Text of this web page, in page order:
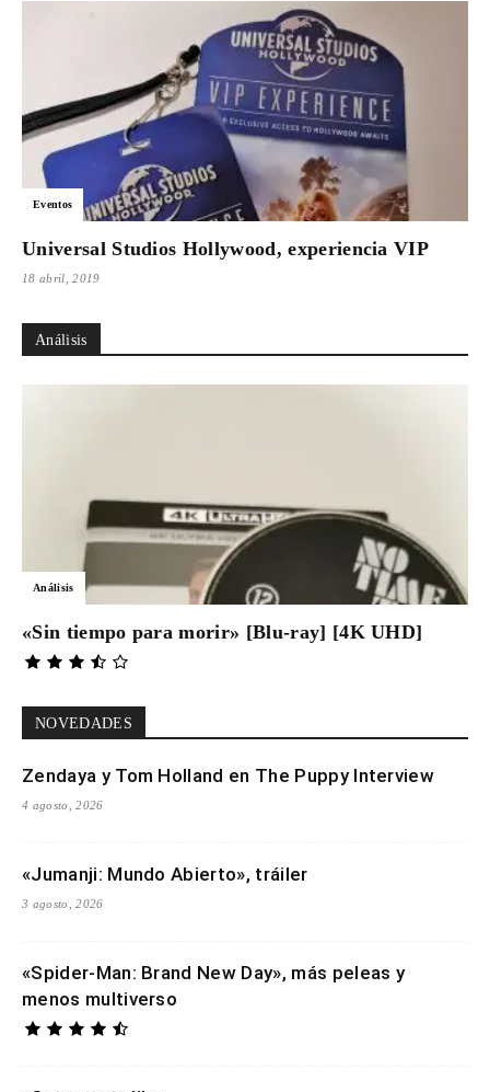
Eventos
Universal Studios Hollywood, experiencia VIP
18 abril, 2019
Análisis
Análisis
«Sin tiempo para morir» [Blu-ray] [4K UHD]
NOVEDADES
Zendaya y Tom Holland en The Puppy Interview
4 agosto, 2026
«Jumanji: Mundo Abierto», tráiler
3 agosto, 2026
«Spider-Man: Brand New Day», más peleas y
menos multiverso